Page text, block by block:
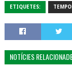
ETIQUETES:
NOTÍCIES